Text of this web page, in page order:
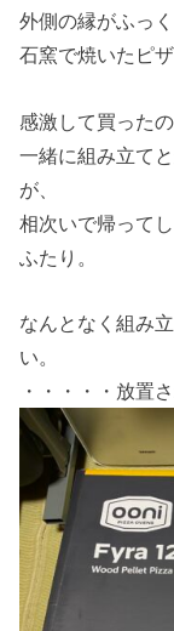
外側の縁がふっ
石窯で焼いたピザ
感激して買った
一緒に組み立て
が、
相次いで帰って
ふたり。
なんとなく組み
い。
・・・・・放置